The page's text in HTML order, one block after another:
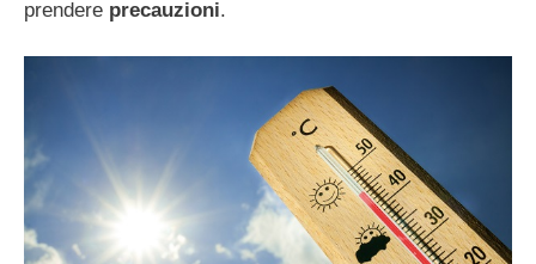
prendere precauzioni.